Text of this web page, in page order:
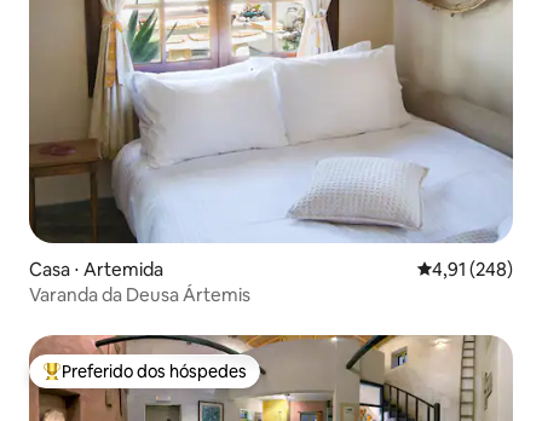
Casa ⋅ Artemida 4,91 de uma
4,91 (248)
Varanda da Deusa Ártemis
Entre os melhores preferidos dos hóspedes
Preferido dos hóspedes